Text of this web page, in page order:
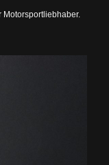
Motorsportliebhaber.